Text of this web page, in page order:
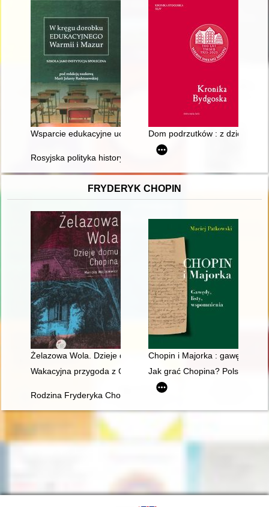
Wsparcie edukacyjne uczniów zdolnych w publicznych
Dom podrzutków : z dziejów
Rosyjska polityka historyczna
FRYDERYK CHOPIN
Żelazowa Wola. Dzieje domu ChopinaChopin i Majorka : gawędy,
Wakacyjna przygoda z Chopinem" w Muzeum Niepodległości
Jak grać Chopina? Polska
Rodzina Fryderyka Chopina